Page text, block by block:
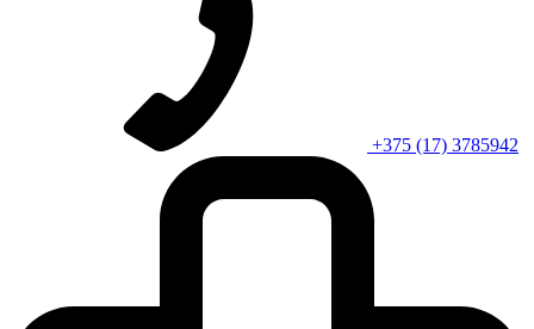
+375 (17) 3785942